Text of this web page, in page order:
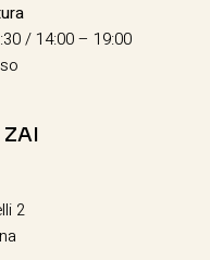
/ 14:00 – 19:00
ZAI
2